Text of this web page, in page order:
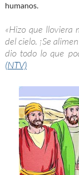
humanos.
«Hizo que lloviera
del cielo. ¡Se
dio todo lo que
(NTV)